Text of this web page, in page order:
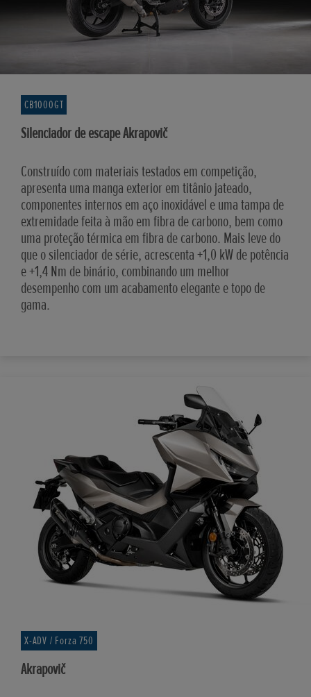
CB1000GT
Silenciador de escape Akrapovič
Construído com materiais testados em competição,
apresenta uma manga exterior em titânio jateado,
componentes internos em aço inoxidável e uma tampa de
extremidade feita à mão em fibra de carbono, bem como
uma proteção térmica em fibra de carbono. Mais leve do
que o silenciador de série, acrescenta +1,0 kW de potência
e +1,4 Nm de binário, combinando um melhor
desempenho com um acabamento elegante e topo de
gama.
X-ADV / Forza 750
Akrapovič